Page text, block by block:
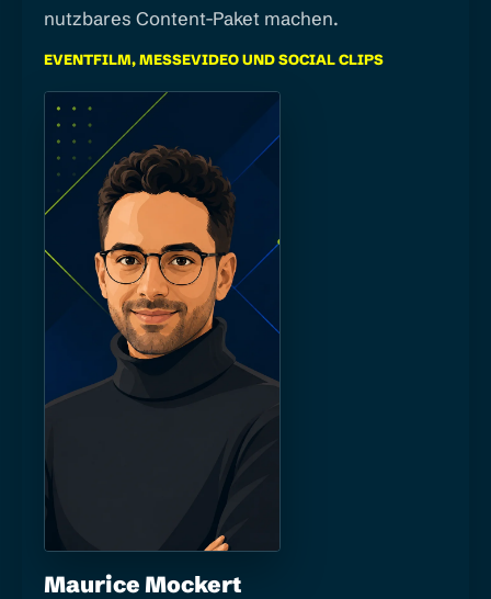
nutzbares Content-Paket machen.
EVENTFILM, MESSEVIDEO UND SOCIAL CLIPS
Maurice Mockert